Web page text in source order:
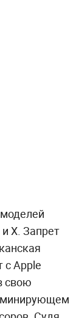
и X. Запрет
с Apple
свою